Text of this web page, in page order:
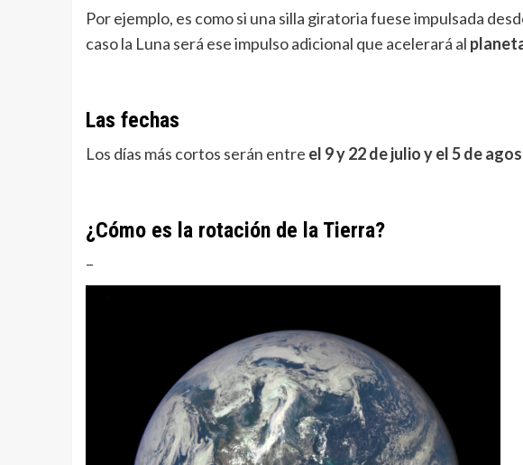
Por ejemplo, es como si una silla giratoria fuese impulsada
caso la Luna será ese impulso adicional que acelerará al
Las fechas
Los días más cortos serán entre el 9 y 22 de julio y el 5 de
¿Cómo es la rotación de la Tierra?
–